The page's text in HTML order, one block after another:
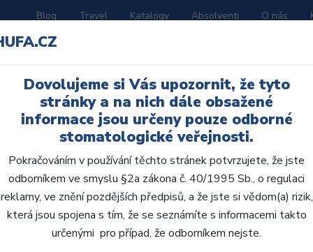
Blog Travel Katalogy Absolventi O nás
AcryRock 1x28 S39-
• Dvouvrstvé velmi estetické pryskyřičné
zub.• Díky použití speciální pryskyřice
Dovolujeme si Vás upozornit, že tyto
stránky a na nich dále obsažené
informace jsou určeny pouze odborné
stomatologické veřejnosti.
Pokračováním v používání těchto stránek potvrzujete, že jste
odborníkem ve smyslu §2a zákona č. 40/1995 Sb., o regulaci
reklamy, ve znění pozdějších předpisů, a že jste si vědom(a) rizik,
která jsou spojena s tím, že se seznámíte s informacemi takto
určenými pro případ, že odborníkem nejste.